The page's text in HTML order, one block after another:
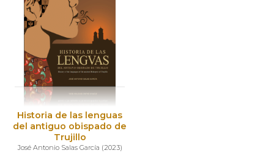
Historia de las lenguas
del antiguo obispado de
Trujillo
José Antonio Salas García (2023)